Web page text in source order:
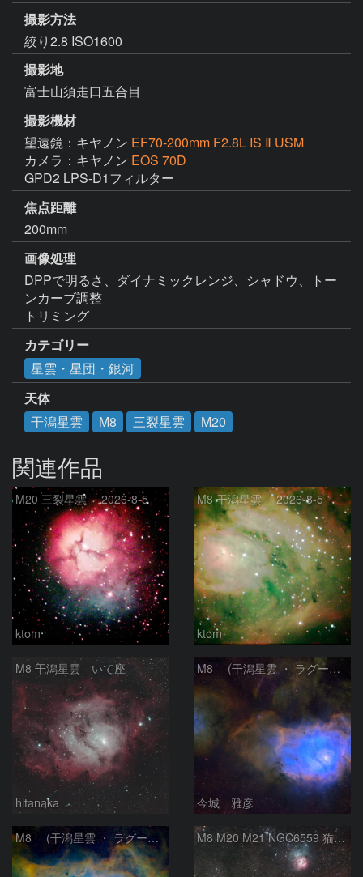
撮影方法
絞り2.8 ISO1600
撮影地
富士山須走口五合目
撮影機材
望遠鏡：キヤノン EF70-200mm F2.8L IS Ⅱ USM
カメラ：キヤノン EOS 70D
GPD2 LPS-D1フィルター
焦点距離
200mm
画像処理
DPPで明るさ、ダイナミックレンジ、シャドウ、トー
ンカーブ調整
トリミング
カテゴリー
星雲・星団・銀河
天体
干潟星雲
M8 三裂星雲 M20
関連作品
M20 三裂星雲 2026-8-5
ktom
M8 干潟星雲 2026-8-5
ktom
M8 干潟星雲 いて座
hltanaka
M8 (干潟星雲 ・ ラグーン（Lagoon）星雲)
今城 雅彦
M8 (干潟星雲 ・ ラグーン（Lagoon）星雲) M8 M20 M21 NGC6559 猫の手星雲 いて座